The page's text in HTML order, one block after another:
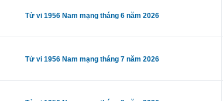
Tử vi 1956 Nam mạng tháng 6 năm 2026
Tử vi 1956 Nam mạng tháng 7 năm 2026